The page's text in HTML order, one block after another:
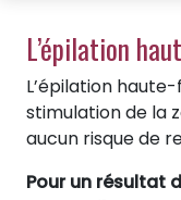
L’épilation
L’épilation
stimulation de la
aucun risque de
Pour un résultat